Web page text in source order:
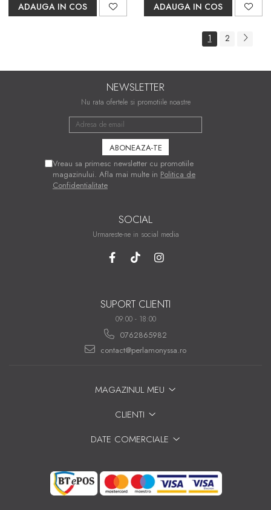
ADAUGA IN COS ADAUGA IN COS
1 2
NEWSLETTER
Nu rata ofertele si promotiile noastre
Vreau sa primesc newsletter cu promotiile
magazinului. Afla mai multe in Politica de
Confidentialitate
SOCIAL
Urmareste-ne in social media
SUPORT CLIENTI
09:00 - 18:00
0762865982
contact@perlamonyssa.ro
MAGAZINUL MEU
CLIENTI
DATE COMERCIALE